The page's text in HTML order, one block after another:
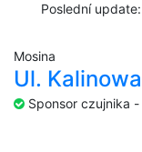
Poslední
Mosina
Ul. Kalinowa
Sponsor czujnika